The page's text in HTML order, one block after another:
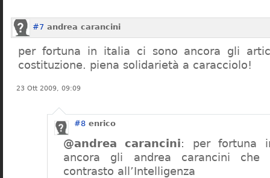
#7 andrea carancini
per fortuna in italia ci sono ancora gli
costituzione. piena solidarietà a caracciolo!
23 Ott 2009, 09:09
#8 enrico
@andrea carancini: per fortuna
ancora gli andrea carancini
contrasto all’Intelligenza